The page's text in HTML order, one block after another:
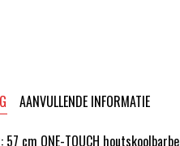
AANVULLENDE INFORMATIE
cm ONE-TOUCH